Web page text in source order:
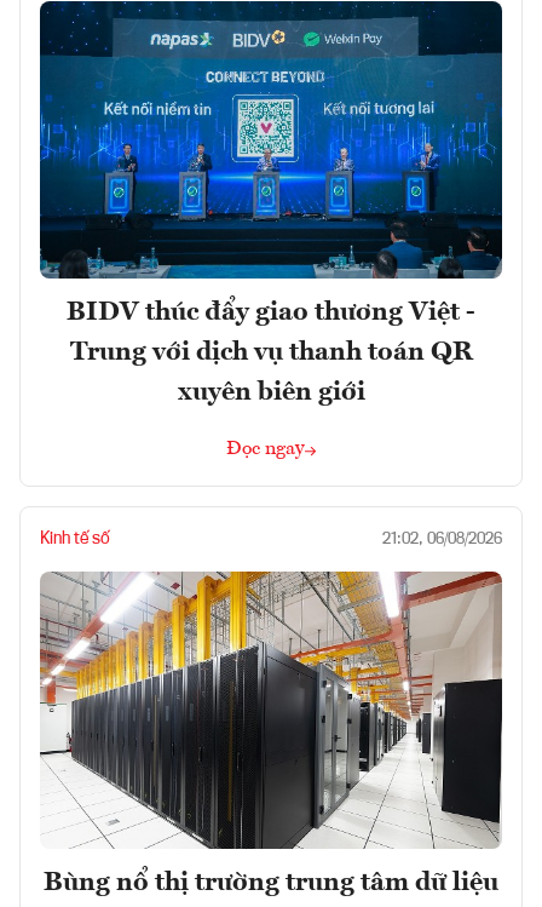
BIDV thúc đẩy giao thương Việt -
Trung với dịch vụ thanh toán QR
xuyên biên giới
Đọc ngay
Kinh tế số 21:02, 06/08/2026
Bùng nổ thị trường trung tâm dữ liệu